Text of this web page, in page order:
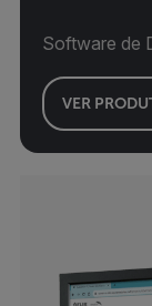
Software de
VER